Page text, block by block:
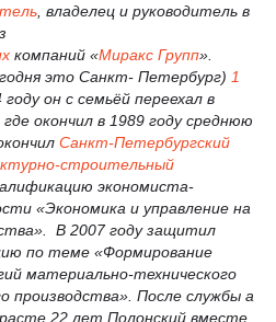
, владелец и руководитель в
компаний «Миракс Групп».
это Санкт- Петербург) 1
он с семьёй переехал в
где окончил в 1989 году среднюю
Санкт-Петербургский
строительный
экономиста-
«Экономика и управление на
В 2007 году защитил
по теме «Формирование
материально-технического
производства». После службы а
22 лет Полонский вместе